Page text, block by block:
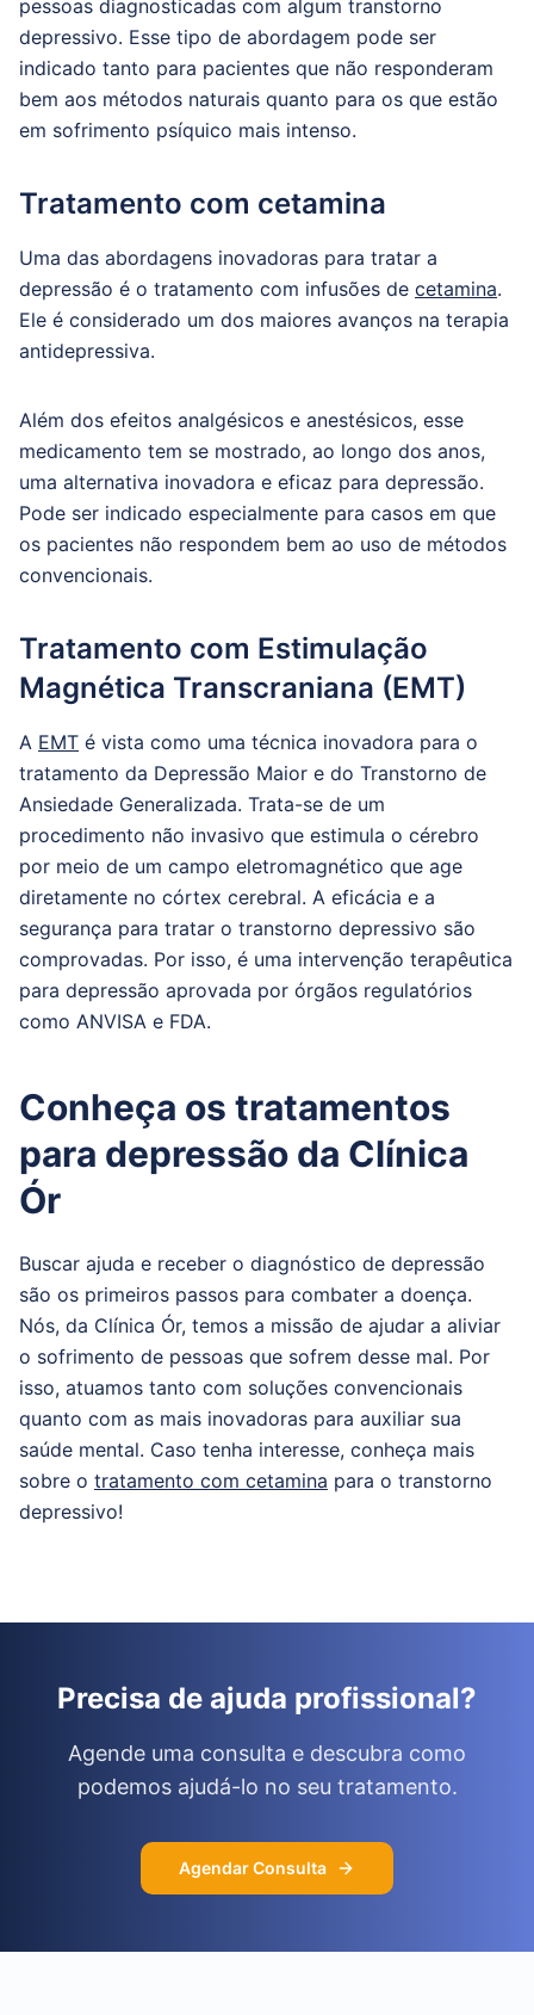
pessoas diagnosticadas com algum transtorno
depressivo. Esse tipo de abordagem pode ser
indicado tanto para pacientes que não responderam
bem aos métodos naturais quanto para os que estão
em sofrimento psíquico mais intenso.
Tratamento com cetamina
Uma das abordagens inovadoras para tratar a
depressão é o tratamento com infusões de cetamina.
Ele é considerado um dos maiores avanços na terapia
antidepressiva.
Além dos efeitos analgésicos e anestésicos, esse
medicamento tem se mostrado, ao longo dos anos,
uma alternativa inovadora e eficaz para depressão.
Pode ser indicado especialmente para casos em que
os pacientes não respondem bem ao uso de métodos
convencionais.
Tratamento com Estimulação
Magnética Transcraniana (EMT)
A EMT é vista como uma técnica inovadora para o
tratamento da Depressão Maior e do Transtorno de
Ansiedade Generalizada. Trata-se de um
procedimento não invasivo que estimula o cérebro
por meio de um campo eletromagnético que age
diretamente no córtex cerebral. A eficácia e a
segurança para tratar o transtorno depressivo são
comprovadas. Por isso, é uma intervenção terapêutica
para depressão aprovada por órgãos regulatórios
como ANVISA e FDA.
Conheça os tratamentos
para depressão da Clínica
Ór
Buscar ajuda e receber o diagnóstico de depressão
são os primeiros passos para combater a doença.
Nós, da Clínica Ór, temos a missão de ajudar a aliviar
o sofrimento de pessoas que sofrem desse mal. Por
isso, atuamos tanto com soluções convencionais
quanto com as mais inovadoras para auxiliar sua
saúde mental. Caso tenha interesse, conheça mais
sobre o tratamento com cetamina para o transtorno
depressivo!
Precisa de ajuda profissional?
Agende uma consulta e descubra como
podemos ajudá-lo no seu tratamento.
Agendar Consulta